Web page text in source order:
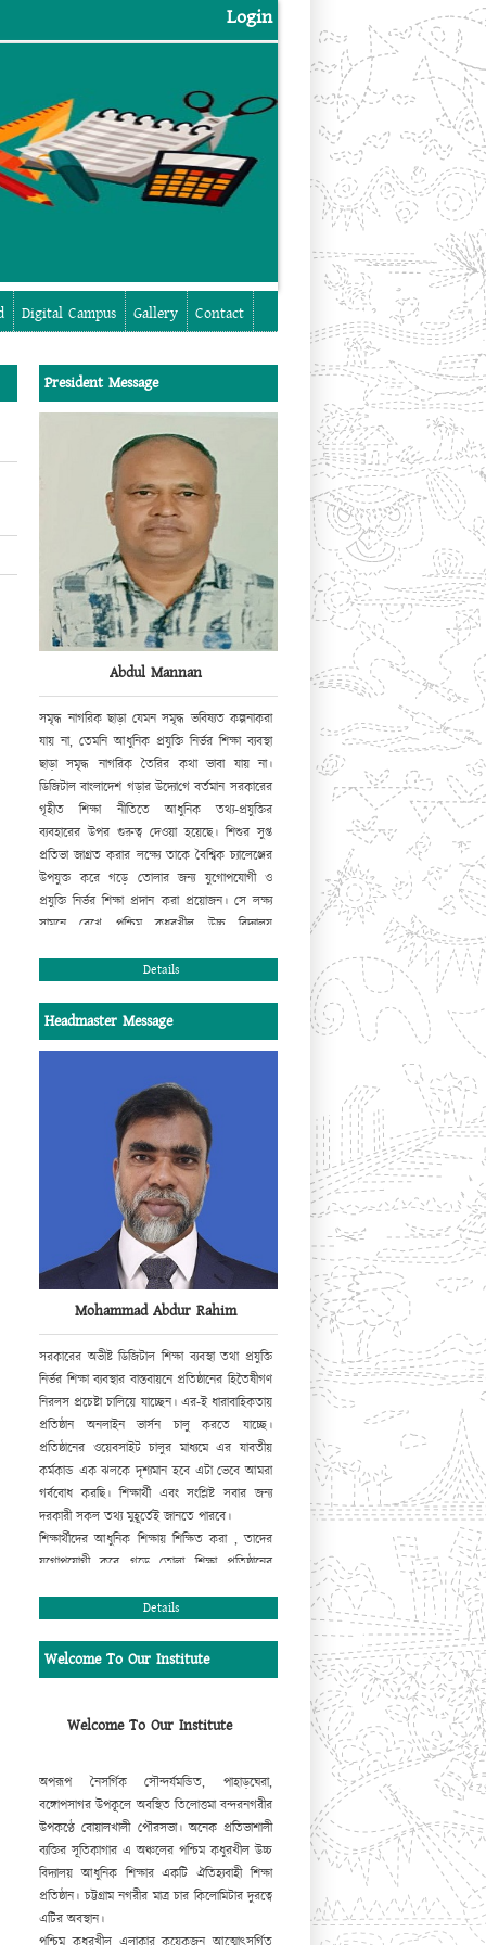
Login
Digital Campus Gallery Contact
President Message
Abdul Mannan
সমৃদ্ধ নাগরিক ছাড়া যেমন সমৃদ্ধ ভবিষ্যত কল্পনাকরা
যায় না, তেমনি আধুনিক প্রযুক্তি নির্ভর শিক্ষা ব্যবস্থা
ছাড়া সমৃদ্ধ নাগরিক তৈরির কথা ভাবা যায় না।
ডিজিটাল বাংলাদেশ গড়ার উদ্যোগেবর্তমান সরকারের
গৃহীত শিক্ষা নীতিতে আধুনিক তথ্য-প্রযুক্তির
ব্যবহারের উপর গুরুত্ব দেওয়া হয়েছে। শিশুর সুপ্ত
প্রতিভা জাগ্রত করার লক্ষ্যে তাকে বৈশ্বিক চ্যালেঞ্জের
উপযুক্ত করে গড়ে তোলার জন্য যুগোপযোগী ও
প্রযুক্তি নির্ভর শিক্ষা প্রদান করা প্রয়োজন। সে লক্ষ্য
সামনে রেখে পশ্চিম কধুরখীল উচ্চ বিদ্যালয়
সামগ্রিক চিত্র ফুটে উঠবে। আমি সবার সহযোগিতা ও
পশ্চিম কধুরখীল উচ্চ বিদ্যালয় পরিচালনা পর্ষদ।
Details
Headmaster Message
Mohammad Abdur Rahim
সরকারের অভীষ্ট ডিজিটাল শিক্ষা ব্যবস্থাতথা প্রযুক্তি
নির্ভর শিক্ষা ব্যবস্থার বাস্তবায়নেপ্রতিষ্ঠানের হিতৈষীগণ
নিরলস প্রচেষ্টাচালিয়ে যাচ্ছেন। এর-ই ধারাবাহিকতায়
প্রতিষ্ঠান অনলাইন ভার্সন চালু করতে যাচ্ছে।
প্রতিষ্ঠানের ওয়েবসাইটচালুর মাধ্যমে এর যাবতীয়
কর্মকান্ড এক ঝলকে দৃশ্যমান হবে এটা ভেবে আমরা
গর্ববোধ করছি। শিক্ষার্থী এবং সংশ্লিষ্ট সবার জন্য
দরকারী সকল তথ্য মুহূর্তেই জানতে পারবে।
শিক্ষার্থীদের আধুনিক শিক্ষায় শিক্ষিত করা , তাদের
যুগোপযোগী করে গড়ে তোলা শিক্ষা প্রতিষ্ঠানের
প্রতিষ্ঠানের ওয়েবসাইট গুরুত্বপূর্ণ ভূমিকা রাখবে,
যারা ভূমিকা রেখেছেন তাঁহাদের কাছে আমরা কৃতজ্ঞ।
আমিপ্রতিষ্ঠান এবং ওয়েবসাইটের উত্তরোত্তর
মোহাম্মদ আবদুর রহিম
Details
Welcome To Our Institute
Welcome To Our Institute
অপরূপ নৈসর্গিক সৌন্দর্যমন্ডিত, পাহাড়ঘেরা,
বঙ্গোপসাগর উপকূলে অবস্থিত তিলোত্তমা বন্দরনগরীর
উপকণ্ঠে বোয়ালখালী পৌরসভা। অনেক প্রতিভাশালী
ব্যক্তির সূতিকাগার এ অঞ্চলের পশ্চিম কধুরখীল উচ্চ
বিদ্যালয় আধুনিক শিক্ষার একটি ঐতিহ্যবাহী শিক্ষা
প্রতিষ্ঠান। চট্টগ্রাম নগরীর মাত্র চার কিলোমিটার দুরত্বে
এটির অবস্থান।